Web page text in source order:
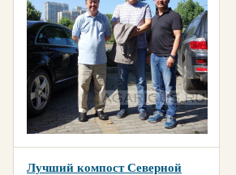
Лучший компост Северной